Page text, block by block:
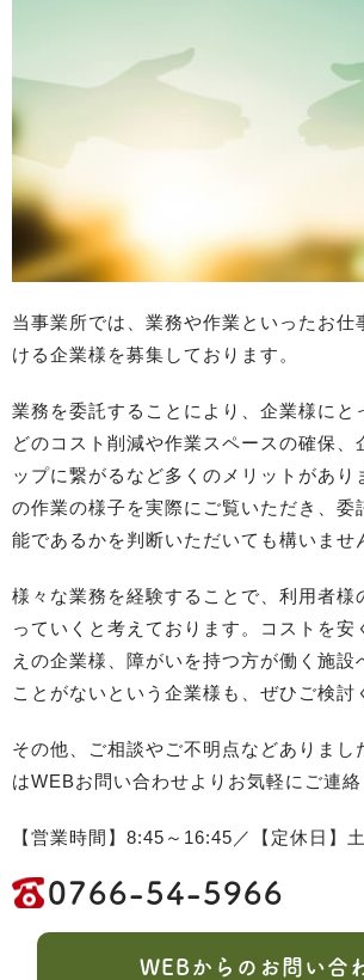
当事業所では、業務や作業といったお仕
ける企業様を募集しております。
業務を委託することにより、企業様にと
どのコスト削減や作業スペースの確保、
ップに繋がるなど多くのメリットがあり
の作業の様子を実際にご覧いただき、委
能であるかを判断いただいても構いませ
様々な業務を経験することで、利用者様
っていくと考えております。コストを安
えの企業様、障がいを持つ方が働く施設
ことがないという企業様も、ぜひご検討
その他、ご相談やご不明点などありまし
はWEBお問い合わせよりお気軽にご連絡
【営業時間】8:45～16:45／【定休日】
0766-54-5966
WEBからのお問い合